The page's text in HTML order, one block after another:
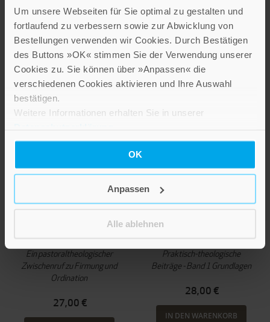
Um unsere Webseiten für Sie optimal zu gestalten und
fortlaufend zu verbessern sowie zur Abwicklung von
Bestellungen verwenden wir Cookies. Durch Bestätigen
des Buttons »OK« stimmen Sie der Verwendung unserer
Cookies zu. Sie können über »Anpassen« die
verschiedenen Cookies aktivieren und Ihre Auswahl
bestätigen.
Weitere Informationen erhalten Sie in unserer
OK
Anpassen
Alle ablehnen
IN DEN WARENKORB
»Ihr aber seid ein
Ein pastoraltheologischer
Zwischenruf zu Firmung und
Ordination
27,00 €
Migration, Flucht und
Praktisch-theologische
Beiträge - Band 1 Grundlagen
28,00 €
IN DEN WARENKORB